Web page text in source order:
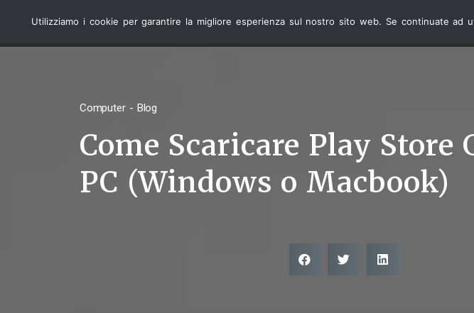
COMPUTER INTERNET
Computer - Blog
Come Scaricare Play Store
PC (Windows o Macbook)
Utilizziamo i cookie per garantire la migliore esperienza sul nostro sito web. Se continuate ad